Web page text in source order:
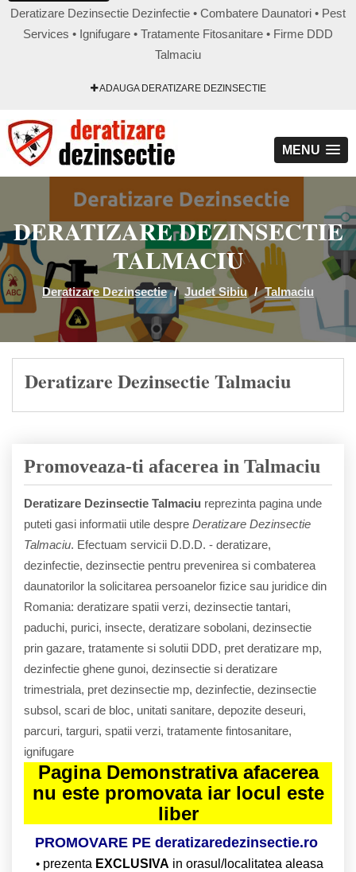
Deratizare Dezinsectie Dezinfectie • Combatere Daunatori • Pest
Services • Ignifugare • Tratamente Fitosanitare • Firme DDD
Talmaciu
ADAUGA DERATIZARE DEZINSECTIE
MENU
DERATIZARE DEZINSECTIE
TALMACIU
Deratizare Dezinsectie / Judet Sibiu / Talmaciu
Deratizare Dezinsectie Talmaciu
Promoveaza-ti afacerea in Talmaciu
Deratizare Dezinsectie Talmaciu reprezinta pagina unde
puteti gasi informatii utile despre Deratizare Dezinsectie
Talmaciu. Efectuam servicii D.D.D. - deratizare,
dezinfectie, dezinsectie pentru prevenirea si combaterea
daunatorilor la solicitarea persoanelor fizice sau juridice din
Romania: deratizare spatii verzi, dezinsectie tantari,
paduchi, purici, insecte, deratizare sobolani, dezinsectie
prin gazare, tratamente si solutii DDD, pret deratizare mp,
dezinfectie ghene gunoi, dezinsectie si deratizare
trimestriala, pret dezinsectie mp, dezinfectie, dezinsectie
subsol, scari de bloc, unitati sanitare, depozite deseuri,
parcuri, targuri, spatii verzi, tratamente fintosanitare,
ignifugare
Pagina Demonstrativa afacerea
nu este promovata iar locul este
liber
PROMOVARE PE deratizaredezinsectie.ro
prezenta EXCLUSIVA in orasul/localitatea aleasa